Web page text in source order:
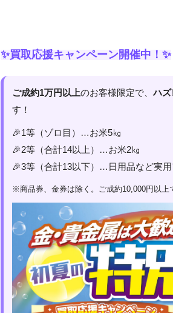
✨買取応援キャンペーン開催中！✨
ご成約1万円以上のお客様限定で、ハズ
す！
🎉1等（ゾロ目）…お米5㎏
🎉2等（合計14以上）…お米2㎏
🎉3等（合計13以下）…日用品など実用
※商品券、金券は除く。ご成約10,000円以上